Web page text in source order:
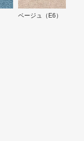
ベージュ（E6）